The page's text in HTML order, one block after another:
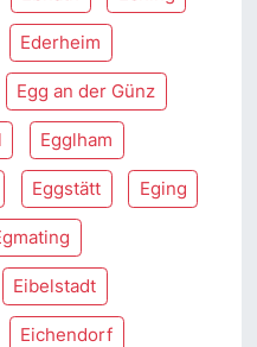
Ederheim
Egg an der Günz
Egglham
Eggstätt Eging
Eibelstadt
Eichendorf